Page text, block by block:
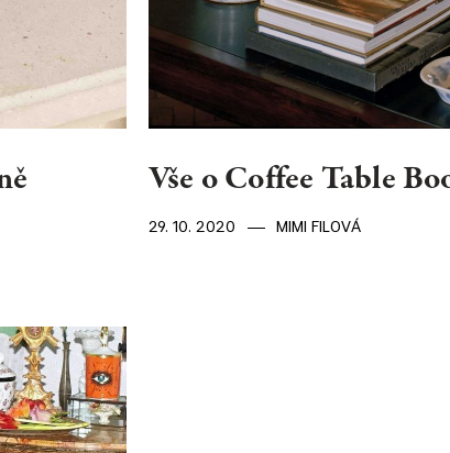
Vše o Coffee Table
29. 10. 2020 MIMI FILOVÁ